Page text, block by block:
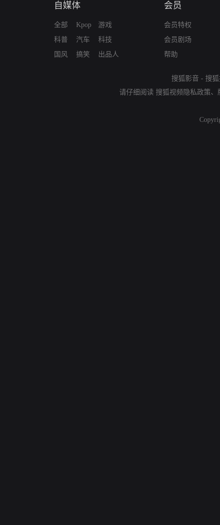
自媒体
全部
科普
国风
Kpop
汽车
搞笑
游戏
科技
出品人
会员
会员特权
会员剧场
帮助
搜狐影音 - 搜
请仔细阅读 搜狐视频隐私政策、